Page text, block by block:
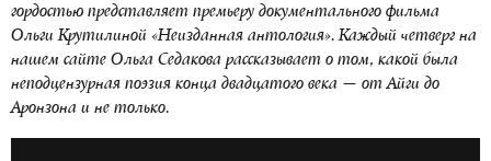
гордостью представляет премьеру документального фильма
Ольги Крутилиной «Неизданная антология». Каждый четверг на
нашем сайте Ольга Седакова рассказывает о том, какой была
неподцензурная поэзия конца двадцатого века — от Айги до
Аронзона и не только.